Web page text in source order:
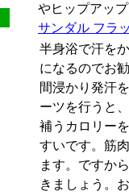
やヒップアッ
サンダル フラ
半身浴で汗を
になるのでお
間浸かり発汗
ーツを行うと
補うカロリー
すいです。筋
ます。ですか
きましょう。